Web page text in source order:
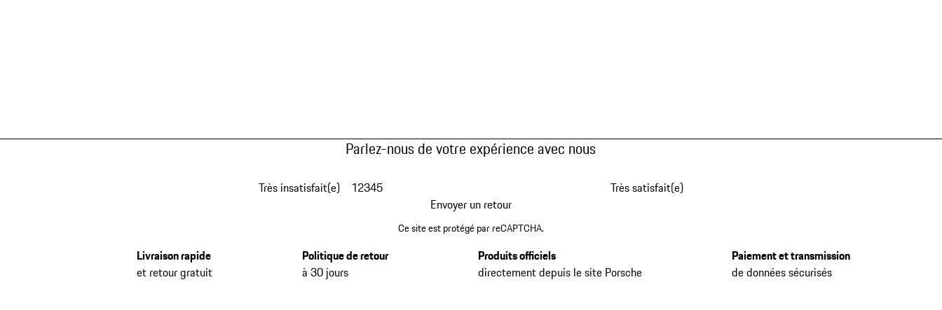
Parlez-nous de votre expérience avec nous
Très insatisfait(e) 12345
Très satisfait(e)
Envoyer un retour
Ce site est protégé par reCAPTCHA.
Livraison rapide
et retour gratuit
Politique de retour
à 30 jours
Produits officiels
directement depuis le site Porsche
Paiement et transmission
de données sécurisés